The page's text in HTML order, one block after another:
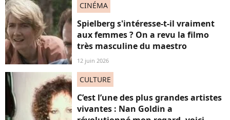
CINÉMA
Spielberg s'intéresse-t-il vraiment
aux femmes ? On a revu la filmo
très masculine du maestro
12 juin 2026
CULTURE
C’est l’une des plus grandes artistes
vivantes : Nan Goldin a